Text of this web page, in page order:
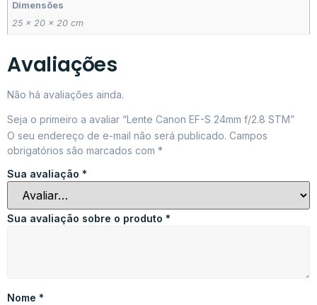
Dimensões
25 × 20 × 20 cm
Avaliações
Não há avaliações ainda.
Seja o primeiro a avaliar “Lente Canon EF-S 24mm f/2.8 STM”
O seu endereço de e-mail não será publicado. Campos
obrigatórios são marcados com *
Sua avaliação *
Sua avaliação sobre o produto *
Nome *